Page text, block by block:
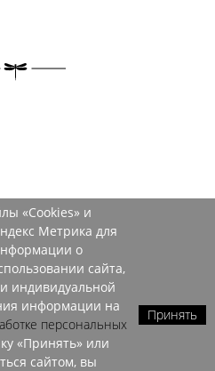
«Cookies» и
Метрика для
о
сайта,
индивидуальной
информации на
персональных
«Принять» или
сайтом, вы
Принять